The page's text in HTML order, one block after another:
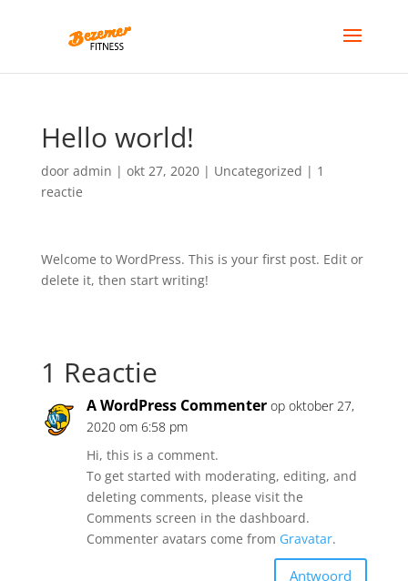
Hello world!
door admin | okt 27, 2020| Uncategorized | 1
reactie
Welcome to WordPress. This is your first post. Edit or
delete it, then start writing!
1 Reactie
A WordPress Commenter op oktober 27,
2020 om 6:58 pm
Hi, this is a comment.
To get started with moderating, editing, and
deleting comments, please visit the
Comments screen in the dashboard.
Commenter avatars come from Gravatar.
Antwoord